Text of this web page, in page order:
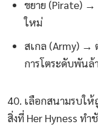
ขยาย (Pirate) →
ใหม่
สเกล (Army) →
การโตระดับพันล้
40. เลือกสนามรบใ
สิ่งที่ Her Hyness ท